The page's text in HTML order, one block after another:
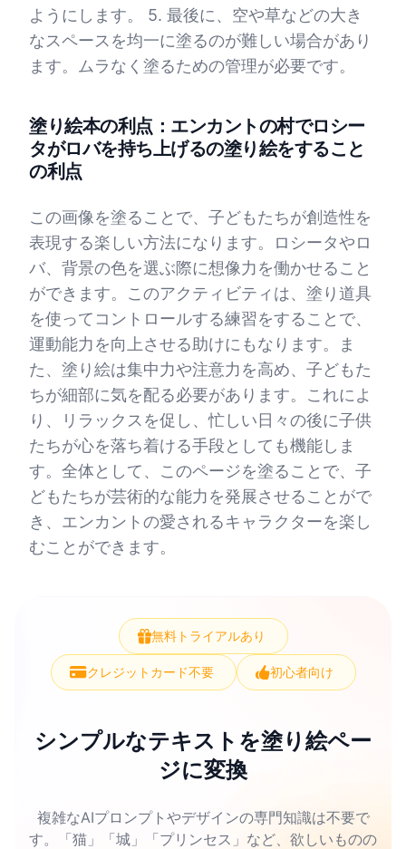
ようにします。 5. 最後に、空や草などの大き
なスペースを均一に塗るのが難しい場合があり
ます。ムラなく塗るための管理が必要です。
塗り絵本の利点：エンカントの村でロシー
タがロバを持ち上げるの塗り絵をすること
の利点
この画像を塗ることで、子どもたちが創造性を
表現する楽しい方法になります。ロシータやロ
バ、背景の色を選ぶ際に想像力を働かせること
ができます。このアクティビティは、塗り道具
を使ってコントロールする練習をすることで、
運動能力を向上させる助けにもなります。ま
た、塗り絵は集中力や注意力を高め、子どもた
ちが細部に気を配る必要があります。これによ
り、リラックスを促し、忙しい日々の後に子供
たちが心を落ち着ける手段としても機能しま
す。全体として、このページを塗ることで、子
どもたちが芸術的な能力を発展させることがで
き、エンカントの愛されるキャラクターを楽し
むことができます。
無料トライアルあり
クレジットカード不要 初心者向け
シンプルなテキストを塗り絵ペー
ジに変換
複雑なAIプロンプトやデザインの専門知識は不要で
す。「猫」「城」「プリンセス」など、欲しいものの